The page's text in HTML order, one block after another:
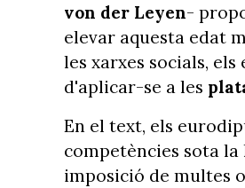
von der Leyen-
elevar aquesta edat
les xarxes socials,
d'aplicar-se a les
En el text, els
competències sota
imposició de multes